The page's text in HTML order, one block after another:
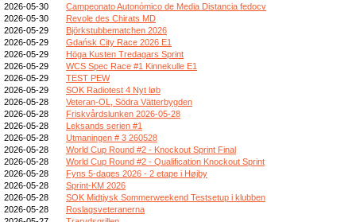
2026-05-30
Campeonato Autonómico de Media Distancia fedocv
2026-05-30
Revole des Chirats MD
2026-05-29
Björkstubbematchen 2026
2026-05-29
Gdańsk City Race 2026 E1
2026-05-29
Höga Kusten Tredagars Sprint
2026-05-29
WCS Spec Race #1 Kinnekulle E1
2026-05-29
TEST PEW
2026-05-29
SOK Radiotest 4 Nyt løb
2026-05-28
Veteran-OL, Södra Vätterbygden
2026-05-28
Friskvårdslunken 2026-05-28
2026-05-28
Leksands serien #1
2026-05-28
Utmaningen # 3 260528
2026-05-28
World Cup Round #2 - Knockout Sprint Final
2026-05-28
World Cup Round #2 - Qualification Knockout Sprint
2026-05-28
Fyns 5-dages 2026 - 2 etape i Højby
2026-05-28
Sprint-KM 2026
2026-05-28
SOK Midtjysk Sommerweekend Testsetup i klubben
2026-05-28
Roslagsveteranerna